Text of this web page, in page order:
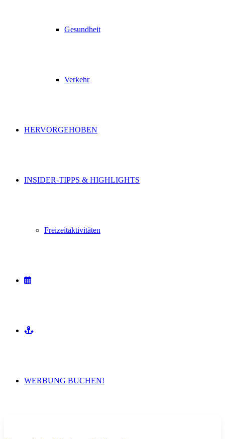
Gesundheit
Verkehr
HERVORGEHOBEN
INSIDER-TIPPS & HIGHLIGHTS
Freizeitaktivitäten
VERANSTALTUNGEN
MITMACHEN
WERBUNG BUCHEN!